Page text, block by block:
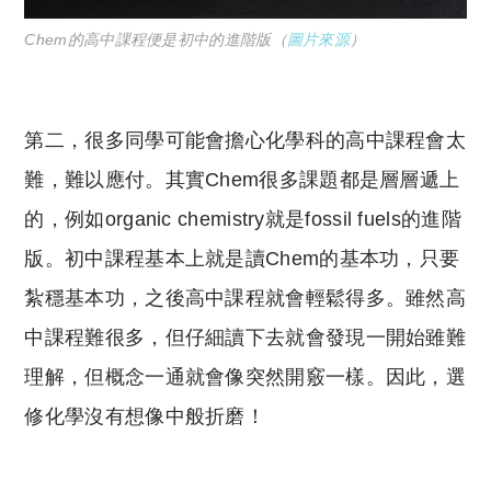
Chem的高中課程便是初中的進階版（圖片來源）
第二，很多同學可能會擔心化學科的高中課程會太
難，難以應付。其實Chem很多課題都是層層遞上
的，例如organic chemistry就是fossil fuels的進階
版。初中課程基本上就是讀Chem的基本功，只要
紮穩基本功，之後高中課程就會輕鬆得多。雖然高
中課程難很多，但仔細讀下去就會發現一開始雖難
理解，但概念一通就會像突然開竅一樣。因此，選
修化學沒有想像中般折磨！